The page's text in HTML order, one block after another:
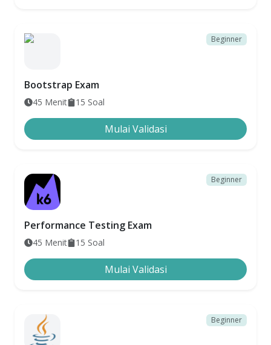
Beginner
Bootstrap Exam
45 Menit 15 Soal
Mulai Validasi
Beginner
Performance Testing Exam
45 Menit 15 Soal
Mulai Validasi
Beginner